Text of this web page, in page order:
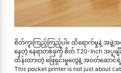
စိတ်ကူးကြည့်ကြည့်ပါ။ ထိရောက်မှုနဲ့ အဖွဲ့
နေတဲ့ နေရာတစ်ခုကို စိတ် T20-Inch အပူချိ
ထိန်းထားတဲ့ ဖြေရှင်းမှုတွေနဲ့ အဝတ်ဆောင်
This pocket printer is not just about